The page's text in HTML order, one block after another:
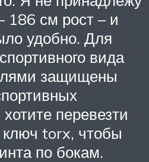
186 см рост – и
удобно. Для
вида
защищены
перевезти
ключ torx, чтобы
по бокам.